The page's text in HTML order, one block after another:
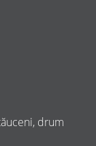
drum